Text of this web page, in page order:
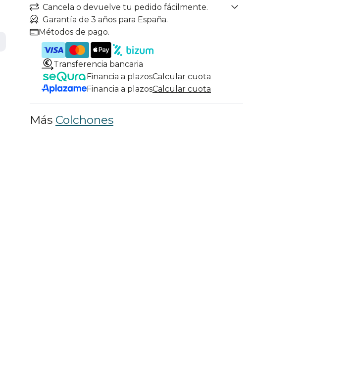
Cancela o devuelve tu pedido fácilmente.
Garantía de 3 años para España.
Métodos de pago.
Transferencia bancaria
Financia a plazosCalcular cuota
Financia a plazosCalcular cuota
Más Colchones